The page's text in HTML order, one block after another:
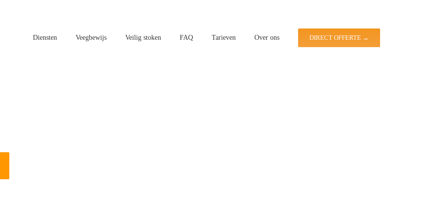
Diensten Veegbewijs Veilig stoken FAQ Tarieven Over ons DIRECT OFFERTE →